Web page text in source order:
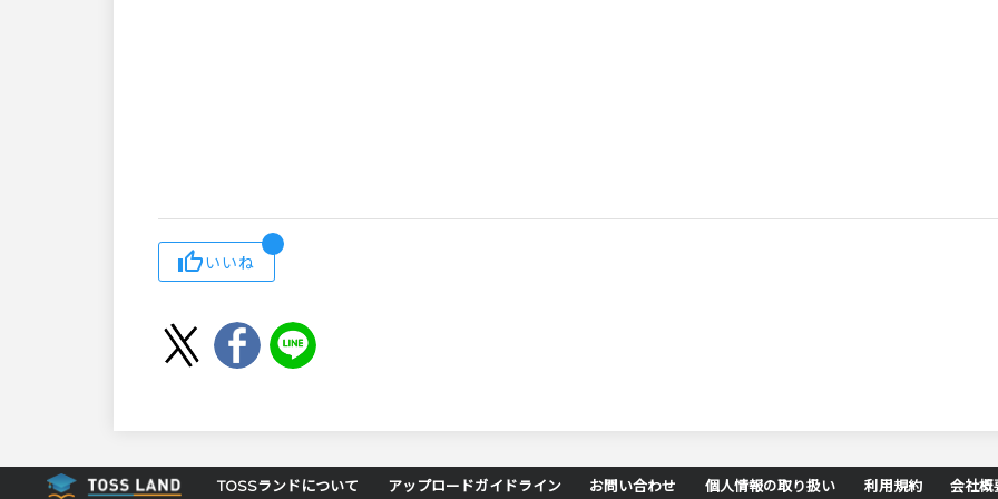
いいね
TOSSランドについて アップロードガイドライン お問い合わせ 個人情報の取り扱い 利用規約 会社概